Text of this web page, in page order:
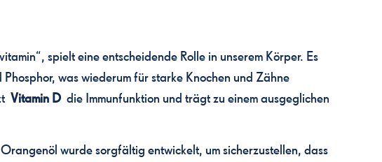
spielt eine entscheidende Rolle in unserem Körper. Es
was wiederum für starke Knochen und Zähne
Vitamin D die Immunfunktion und trägt zu einem ausgeglichen
wurde sorgfältig entwickelt, um sicherzustellen, dass